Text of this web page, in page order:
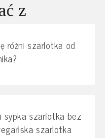
z
różni szarlotka od
sypka szarlotka bez
szarlotka